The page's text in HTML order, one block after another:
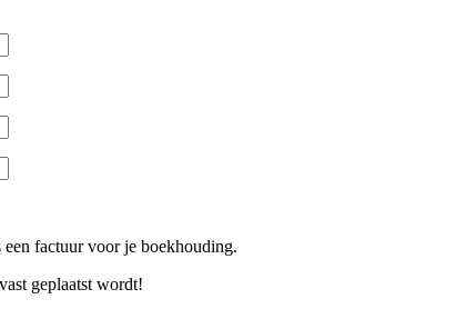
factuur voor je boekhouding.
geplaatst wordt!